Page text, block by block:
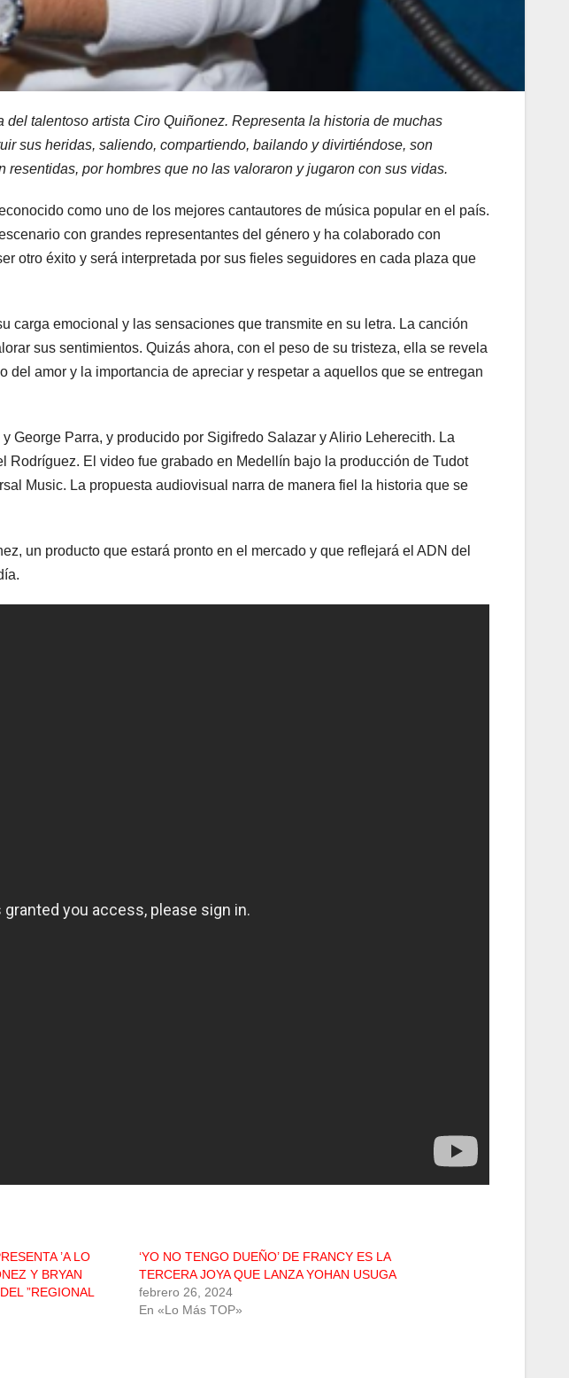
talentoso artista Ciro Quiñonez. Representa la historia de muchas
sus heridas, saliendo, compartiendo, bailando y divirtiéndose, son
por hombres que no las valoraron y jugaron con sus vidas.
como uno de los mejores cantautores de música popular en el país.
con grandes representantes del género y ha colaborado con
otro éxito y será interpretada por sus fieles seguidores en cada plaza que
carga emocional y las sensaciones que transmite en su letra. La canción
sus sentimientos. Quizás ahora, con el peso de su tristeza, ella se revela
amor y la importancia de apreciar y respetar a aquellos que se entregan
Parra, y producido por Sigifredo Salazar y Alirio Leherecith. La
El video fue grabado en Medellín bajo la producción de Tudot
Music. La propuesta audiovisual narra de manera fiel la historia que se
un producto que estará pronto en el mercado y que reflejará el ADN del
’A LO
Y BRYAN
”REGIONAL
‘YO NO TENGO DUEÑO’ DE FRANCY ES LA
TERCERA JOYA QUE LANZA YOHAN USUGA
febrero 26, 2024
En «Lo Más TOP»